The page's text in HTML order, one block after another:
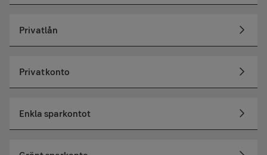
Privatlån
Privatkonto
Enkla sparkontot